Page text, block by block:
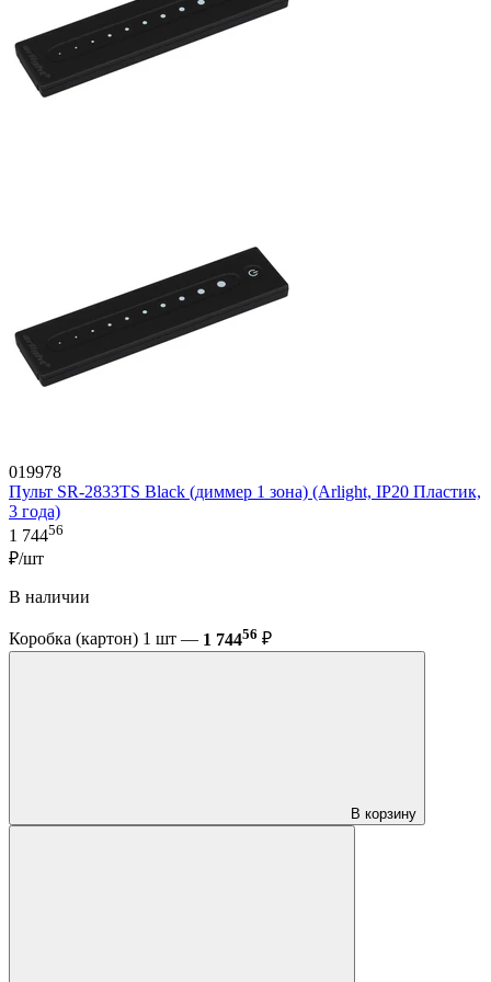
019978
Пульт SR-2833TS Black (диммер 1 зона) (Arlight, IP20 Пластик,
3 года)
1 74456
₽/шт
В наличии
Коробка (картон) 1 шт — 1 74456 ₽
В корзину